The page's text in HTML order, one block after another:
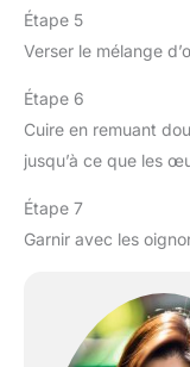
Étape 5
Verser le mélange
Étape 6
Cuire en remuant
jusqu’à ce que les
Étape 7
Garnir avec les